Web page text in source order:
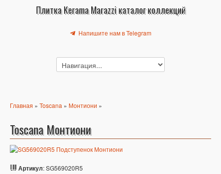
Плитка Kerama Marazzi каталог коллекций
Напишите нам в Telegram
Главная » Toscana » Монтиони »
Toscana Монтиони
Артикул: SG569020R5